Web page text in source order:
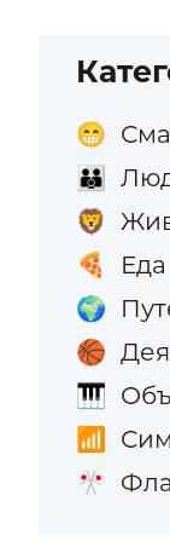
😁
👪
🦁
🍕
🌍
🏀
🎹
📶
🎌